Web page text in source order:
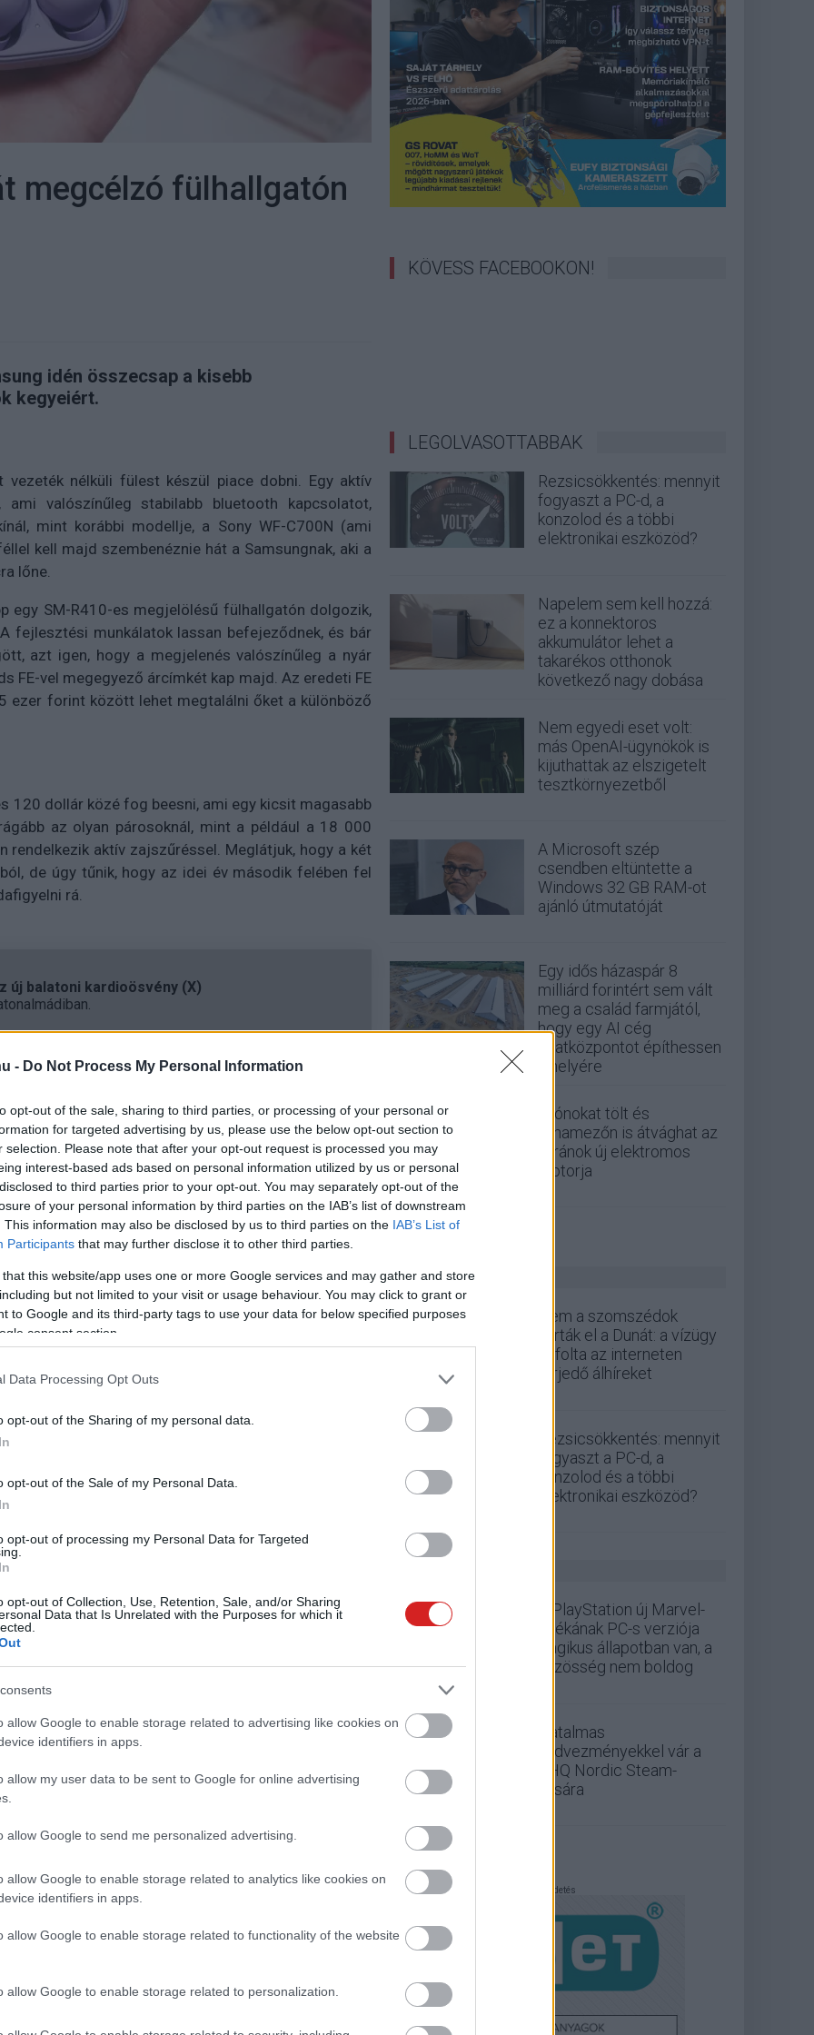
- Do Not Process My Personal Information
opt-out of the sale, sharing to third parties, or processing of your personal or
for targeted advertising by us, please use the below opt-out section to
selection. Please note that after your opt-out request is processed you may
interest-based ads based on personal information utilized by us or personal
to third parties prior to your opt-out. You may separately opt-out of the
of your personal information by third parties on the IAB’s list of downstream
This information may also be disclosed by us to third parties on the IAB’s List of
Participants that may further disclose it to other third parties.
that this website/app uses one or more Google services and may gather and store
but not limited to your visit or usage behaviour. You may click to grant or
to Google and its third-party tags to use your data for below specified purposes
consent section.
Data Processing Opt Outs
opt-out of the Sharing of my personal data.
opt-out of the Sale of my Personal Data.
opt-out of processing my Personal Data for Targeted
opt-out of Collection, Use, Retention, Sale, and/or Sharing
Data that Is Unrelated with the Purposes for which it
allow Google to enable storage related to advertising like cookies on
identifiers in apps.
allow my user data to be sent to Google for online advertising
allow Google to send me personalized advertising.
allow Google to enable storage related to analytics like cookies on
identifiers in apps.
allow Google to enable storage related to functionality of the website
allow Google to enable storage related to personalization.
megcélzó fülhallgatón
idén összecsap a kisebb
kegyeiért.
nélküli fülest készül piace dobni. Egy aktív
valószínűleg stabilabb bluetooth kapcsolatot,
mint korábbi modellje, a Sony WF-C700N (ami
kell majd szembenéznie hát a Samsungnak, aki a
lőne.
egy SM-R410-es megjelölésű fülhallgatón dolgozik,
fejlesztési munkálatok lassan befejeződnek, és bár
azt igen, hogy a megjelenés valószínűleg a nyár
FE-vel megegyező árcímkét kap majd. Az eredeti FE
ezer forint között lehet megtalálni őket a különböző
120 dollár közé fog beesni, ami egy kicsit magasabb
az olyan párosoknál, mint a például a 18 000
rendelkezik aktív zajszűréssel. Meglátjuk, hogy a két
de úgy tűnik, hogy az idei év második felében fel
rá.
új balatoni kardioösvény (X)
a PCW Max előfizetői
ajándék szoftvert és vírusirtót adunk,
Nvidia és az AMD legújabb videokártyáit, ami azt
számos felhasználó ismét belevág majd a
komponens cseréjénél, van, aki rádob még
a processzorát is leváltja frissebb modellekre.
kihívás, de nem is a világ legegyszerűbb feladata,
fogod a választ, hogy számodra valós opció-e a
és inkább az előre összerakott, indításra kész
teljesen új konfigurációd csak egy operációs
egyéni igényeidre szabott, minden felesleges
a Microsoft Edge böngészővel, amely sokkal
kiváló eszköz lehet számodra a mindennapokban.
ezúttal a Samsung csúcsmobilja, az Asus felső-
LCD-tévéje, valamint két régóta várt fantasy akció-
KÖVESS FACEBOOKON!
LEGOLVASOTTABBAK
Rezsicsökkentés: mennyit
fogyaszt a PC-d, a
konzolod és a többi
elektronikai eszközöd?
Napelem sem kell hozzá:
ez a konnektoros
akkumulátor lehet a
takarékos otthonok
következő nagy dobása
Nem egyedi eset volt:
más OpenAI-ügynökök is
kijuthattak az elszigetelt
tesztkörnyezetből
A Microsoft szép
csendben eltüntette a
Windows 32 GB RAM-ot
ajánló útmutatóját
Egy idős házaspár 8
milliárd forintért sem vált
meg a család farmjától,
hogy egy AI cég
adatközpontot építhessen
a helyére
Drónokat tölt és
aknamezőn is átvághat az
ukránok új elektromos
motorja
ZÖLD PÁLYA
Nem a szomszédok
zárták el a Dunát: a vízügy
cáfolta az interneten
terjedő álhíreket
Rezsicsökkentés: mennyit
fogyaszt a PC-d, a
konzolod és a többi
elektronikai eszközöd?
A PlayStation új Marvel-
játékának PC-s verziója
tragikus állapotban van, a
közösség nem boldog
Hatalmas
kedvezményekkel vár a
THQ Nordic Steam-
vására
Hirdetés